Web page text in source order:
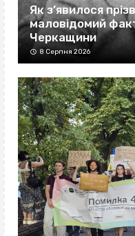
Як з’явилося
маловідомий
Черкащини
8 Серпня 2026